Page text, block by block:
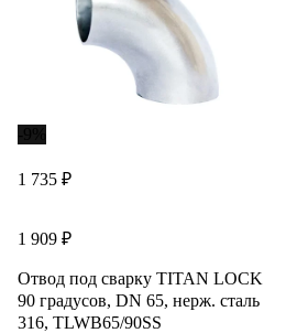
1 735 ₽
1 909 ₽
Отвод под сварку TITAN LOCK
90 градусов, DN 65, нерж. сталь
316, TLWB65/90SS